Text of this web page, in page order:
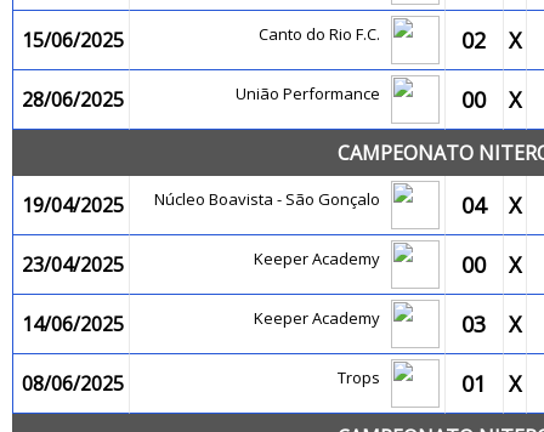
15/06/2025 Canto do Rio F.C. 02 X
28/06/2025 União Performance 00 X
CAMPEONATO
19/04/2025
Núcleo Boavista - São Gonçalo 04 X
23/04/2025 Keeper Academy 00 X
14/06/2025 Keeper Academy 03 X
08/06/2025 Trops 01 X